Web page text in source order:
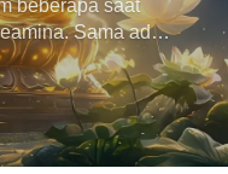
di
beberapa saat
Sama ada
yang boleh
atau reka bentuk
membantu anda
dengan mudah
kemahiran reka